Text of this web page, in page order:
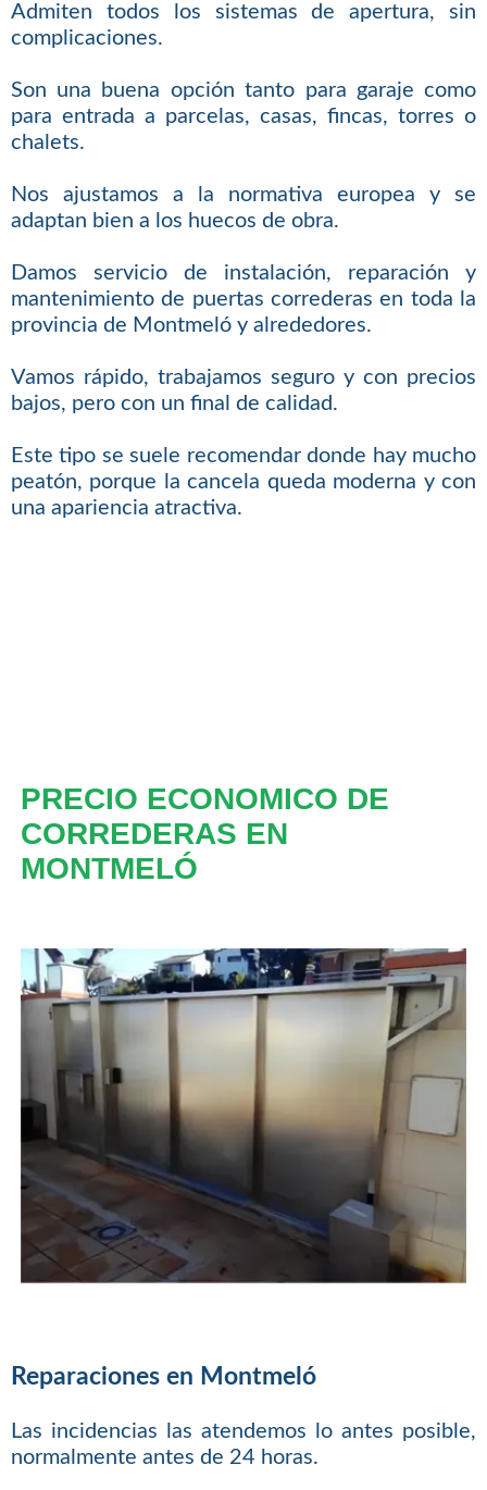
Admiten todos los sistemas de apertura, sin
complicaciones.
Son una buena opción tanto para garaje como
para entrada a parcelas, casas, fincas, torres o
chalets.
Nos ajustamos a la normativa europea y se
adaptan bien a los huecos de obra.
Damos servicio de instalación, reparación y
mantenimiento de puertas correderas en toda la
provincia de Montmeló y alrededores.
Vamos rápido, trabajamos seguro y con precios
bajos, pero con un final de calidad.
Este tipo se suele recomendar donde hay mucho
peatón, porque la cancela queda moderna y con
una apariencia atractiva.
PRECIO ECONOMICO DE
CORREDERAS EN
MONTMELÓ
Reparaciones en Montmeló
Las incidencias las atendemos lo antes posible,
normalmente antes de 24 horas.